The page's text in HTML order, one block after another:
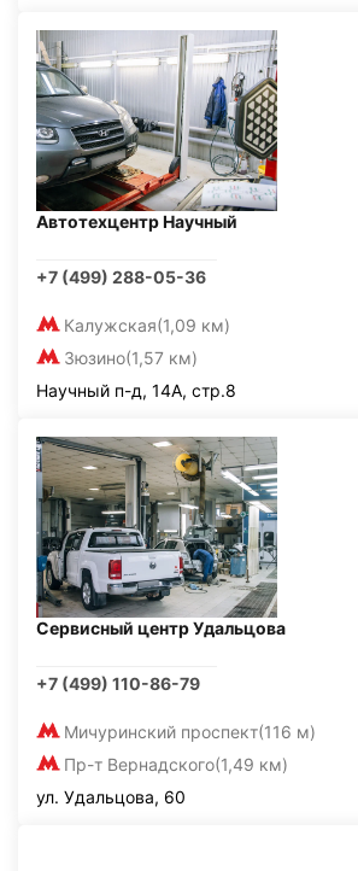
Автотехцентр Научный
+7 (499) 288-05-36
Калужская(1,09 км)
Зюзино(1,57 км)
Научный п-д, 14А, стр.8
Сервисный центр Удальцова
+7 (499) 110-86-79
Мичуринский проспект(116 м)
Пр-т Вернадского(1,49 км)
ул. Удальцова, 60